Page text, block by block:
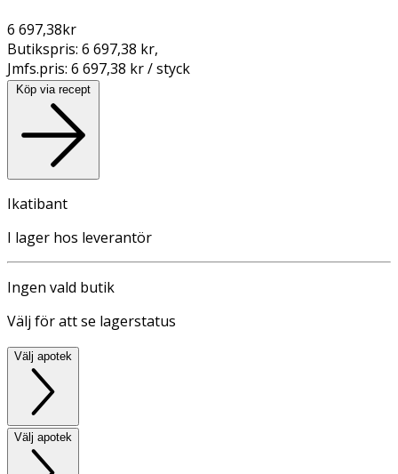
6 697,38kr
Butikspris: 6 697,38 kr,
Jmfs.pris: 6 697,38 kr / styck
Köp via recept
Ikatibant
I lager hos leverantör
Ingen vald butik
Välj för att se lagerstatus
Välj apotek
Välj apotek